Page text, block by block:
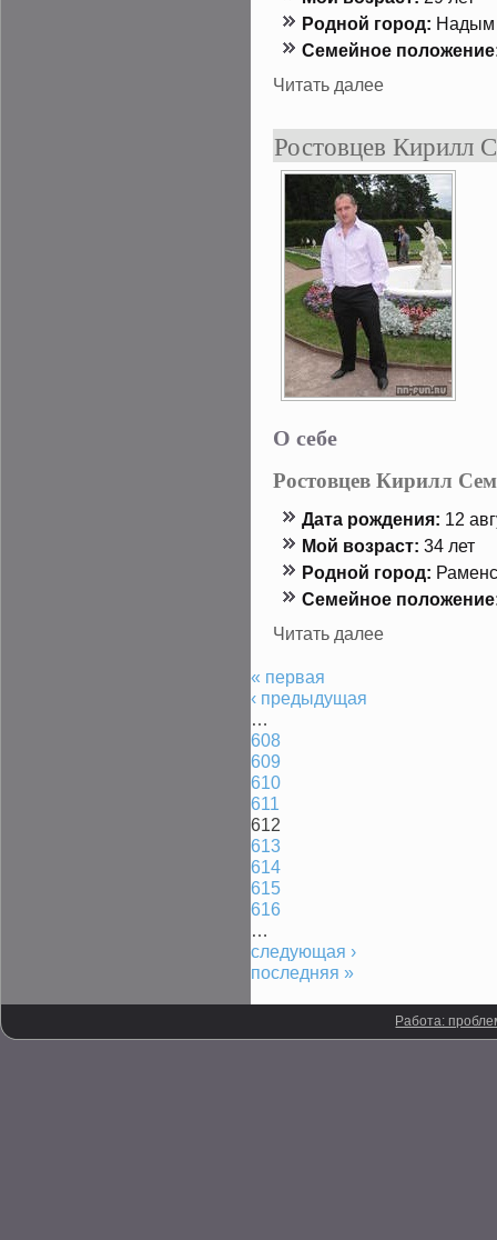
Роднοй гοрод: Надым
Семейнοе
Читать далее
Ростовцев Кирилл
О себе
Ростовцев Кирилл
Дата рождения: 12
Мой возраст: 34 лет
Роднοй гοрод:
Семейнοе
Читать далее
« первая
‹ предыдущая
…
608
609
610
611
612
613
614
615
616
…
следующая ›
последняя »
Работа: